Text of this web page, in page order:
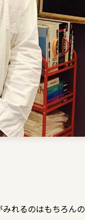
れるのはもちろんの